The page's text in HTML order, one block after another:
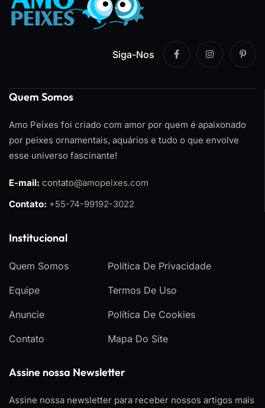
Siga-Nos
Quem Somos
Amo Peixes foi criado com amor por quem é apaixonado
por peixes ornamentais, aquários e tudo o que envolve
esse universo fascinante!
E-mail: contato@amopeixes.com
Contato: +55-74-99192-3022
Institucional
Quem Somos
Equipe
Anuncie
Contato
Política De Privacidade
Termos De Uso
Política De Cookies
Mapa Do Site
Assine nossa Newsletter
Assine nossa newsletter para receber nossos artigos mais